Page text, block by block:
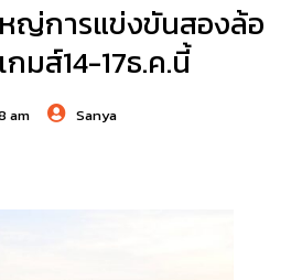
หญ่การแข่งขันสองล้อ
มส์14-17ธ.ค.นี้
am Sanya